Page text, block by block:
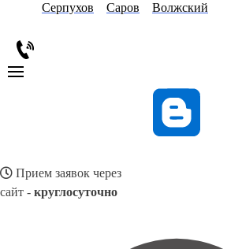
Серпухов
Саров Волжский
Прием заявок через
сайт - круглосуточно